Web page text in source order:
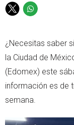
T
t
t
e
r
W
t
s
p
p
¿Necesitas saber
la Ciudad de
(Edomex) este
información es de
semana.